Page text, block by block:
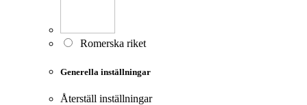
Romerska riket
Generella inställningar
Återställ inställningar